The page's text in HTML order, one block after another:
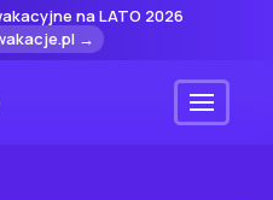
na LATO 2026
→
Menu